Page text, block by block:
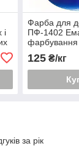
Фарба для
ПФ-1402
фарбування
125₴/кг
за рік